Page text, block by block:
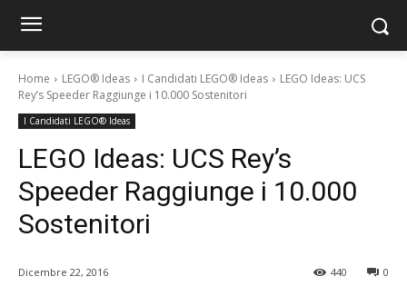
Home LEGO® Ideas I Candidati LEGO® Ideas
LEGO Ideas: UCS
Rey’s Speeder Raggiunge i 10.000 Sostenitori
I Candidati LEGO® Ideas
LEGO Ideas: UCS Rey’s
Speeder Raggiunge i 10.000
Sostenitori
Dicembre 22, 2016 0
440